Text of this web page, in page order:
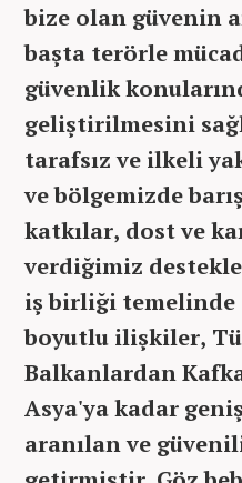
bize olan güvenin
başta terörle
güvenlik
geliştirilmesini
tarafsız ve ilkeli
ve bölgemizde
katkılar, dost ve
verdiğimiz destekle
iş birliği
boyutlu ilişkiler,
Balkanlardan
Asya'ya kadar
aranılan ve